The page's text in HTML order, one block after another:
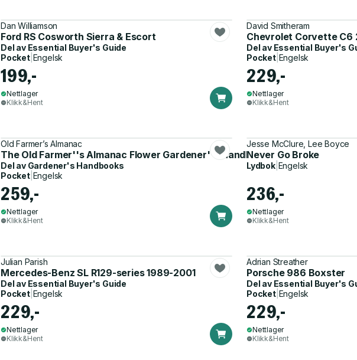
Dan Williamson
Ford RS Cosworth Sierra & Escort
Del av Essential Buyer's Guide
Pocket| Engelsk
199,-
Nettlager
Klikk&Hent
David Smitheram
Chevrolet Corvette C6
Del av Essential Buyer's
Pocket| Engelsk
229,-
Nettlager
Klikk&Hent
Old Farmer’s Almanac
The Old Farmer''s Almanac Flower Gardener''s Handbook
Del av Gardener's Handbooks
Pocket| Engelsk
259,-
Nettlager
Klikk&Hent
Jesse McClure, Lee Boyce
Never Go Broke
Lydbok| Engelsk
236,-
Nettlager
Klikk&Hent
Julian Parish
Mercedes-Benz SL R129-series 1989-2001
Del av Essential Buyer's Guide
Pocket| Engelsk
229,-
Nettlager
Klikk&Hent
Adrian Streather
Porsche 986 Boxster
Del av Essential Buyer's
Pocket| Engelsk
229,-
Nettlager
Klikk&Hent